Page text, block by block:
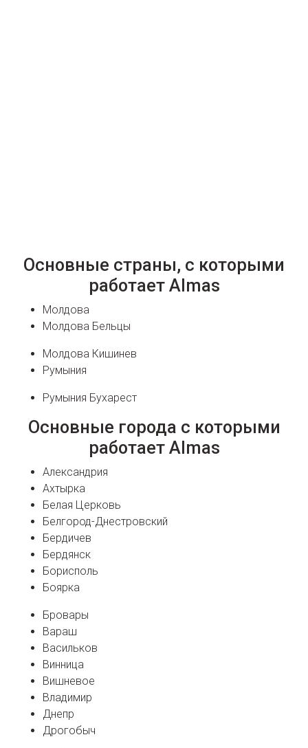
Основные страны, с которыми
работает Almas
Молдова
Молдова Бельцы
Молдова Кишинев
Румыния
Румыния Бухарест
Основные города с которыми
работает Almas
Александрия
Ахтырка
Белая Церковь
Белгород-Днестровский
Бердичев
Бердянск
Борисполь
Боярка
Бровары
Вараш
Васильков
Винница
Вишневое
Владимир
Днепр
Дрогобыч